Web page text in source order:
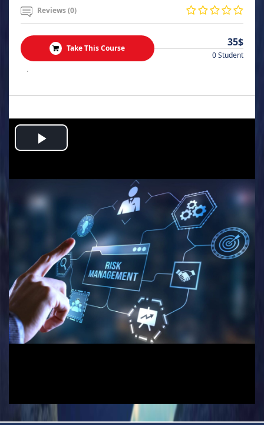
Reviews (0)
Take This Course 35$
0 Student
.
Play
Video